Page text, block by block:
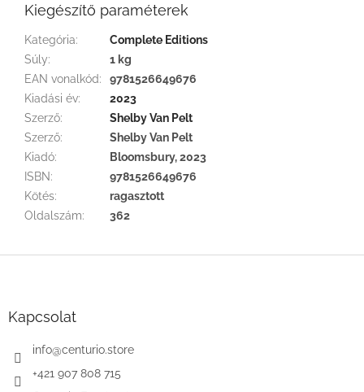
Kiegészítő paraméterek
Kategória:
Complete Editions
Súly:
1 kg
EAN vonalkód:
9781526649676
Kiadási év:
2023
Szerző:
Shelby Van Pelt
Szerző:
Shelby Van Pelt
Kiadó:
Bloomsbury, 2023
ISBN:
9781526649676
Kötés:
ragasztott
Oldalszám: 362
Kapcsolat
info@centurio.store
+421 907 808 715